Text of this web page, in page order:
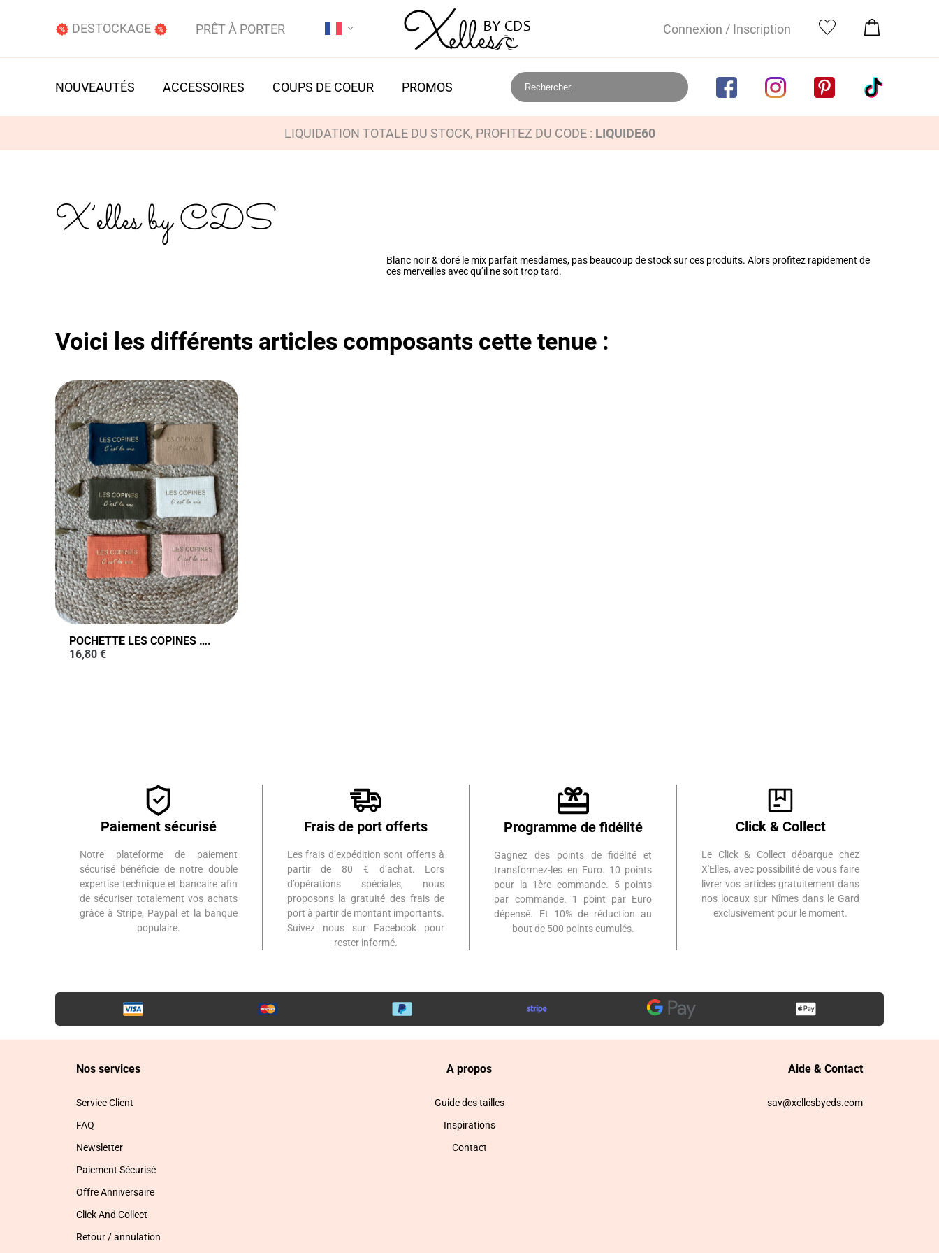
DESTOCKAGE PRÊT À PORTER Connexion / Inscription
NOUVEAUTÉS ACCESSOIRES COUPS DE COEUR PROMOS
LIQUIDATION TOTALE DU STOCK, PROFITEZ DU CODE : LIQUIDE60
X’elles by CDS
Blanc noir & doré le mix parfait mesdames, pas beaucoup de stock sur ces produits. Alors profitez rapidement de
ces merveilles avec qu’il ne soit trop tard.
Voici les différents articles composants cette tenue :
POCHETTE LES COPINES ….
16,80 €
Paiement sécurisé
Notre plateforme de paiement
sécurisé bénéficie de notre double
expertise technique et bancaire afin
de sécuriser totalement vos achats
grâce à Stripe, Paypal et la banque
populaire.
Frais de port offerts
Les frais d’expédition sont offerts à
partir de 80 € d’achat. Lors
d’opérations spéciales, nous
proposons la gratuité des frais de
port à partir de montant importants.
Suivez nous sur Facebook pour
rester informé.
Programme de fidélité
Gagnez des points de fidélité et
transformez-les en Euro. 10 points
pour la 1ère commande. 5 points
par commande. 1 point par Euro
dépensé. Et 10% de réduction au
bout de 500 points cumulés.
Click & Collect
Le Click & Collect débarque chez
X'Elles, avec possibilité de vous faire
livrer vos articles gratuitement dans
nos locaux sur Nîmes dans le Gard
exclusivement pour le moment.
Nos services
Service Client
FAQ
Newsletter
Paiement Sécurisé
Offre Anniversaire
Click And Collect
Retour / annulation
A propos
Guide des tailles
Inspirations
Contact
Aide & Contact
sav@xellesbycds.com